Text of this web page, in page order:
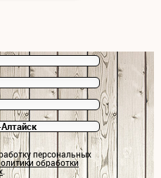
персональных
обработки
.